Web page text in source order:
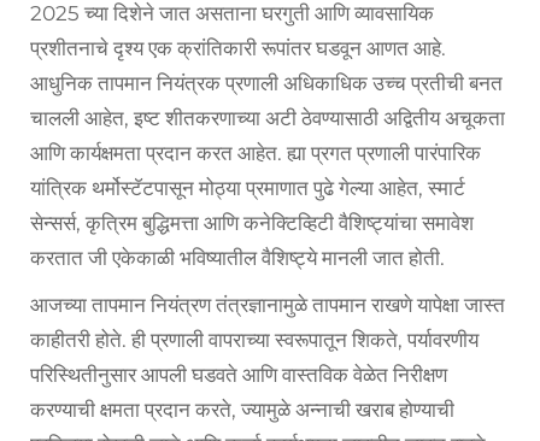
2025 च्या दिशेने जात असताना घरगुती आणि व्यावसायिक
प्रशीतनाचे दृश्य एक क्रांतिकारी रूपांतर घडवून आणत आहे.
आधुनिक तापमान नियंत्रक प्रणाली अधिकाधिक उच्च प्रतीची बनत
चालली आहेत, इष्ट शीतकरणाच्या अटी ठेवण्यासाठी अद्वितीय अचूकता
आणि कार्यक्षमता प्रदान करत आहेत. ह्या प्रगत प्रणाली पारंपारिक
यांत्रिक थर्मोस्टॅटपासून मोठ्या प्रमाणात पुढे गेल्या आहेत, स्मार्ट
सेन्सर्स, कृत्रिम बुद्धिमत्ता आणि कनेक्टिव्हिटी वैशिष्ट्यांचा समावेश
करतात जी एकेकाळी भविष्यातील वैशिष्ट्ये मानली जात होती.
आजच्या तापमान नियंत्रण तंत्रज्ञानामुळे तापमान राखणे यापेक्षा जास्त
काहीतरी होते. ही प्रणाली वापराच्या स्वरूपातून शिकते, पर्यावरणीय
परिस्थितीनुसार आपली घडवते आणि वास्तविक वेळेत निरीक्षण
करण्याची क्षमता प्रदान करते, ज्यामुळे अन्नाची खराब होण्याची